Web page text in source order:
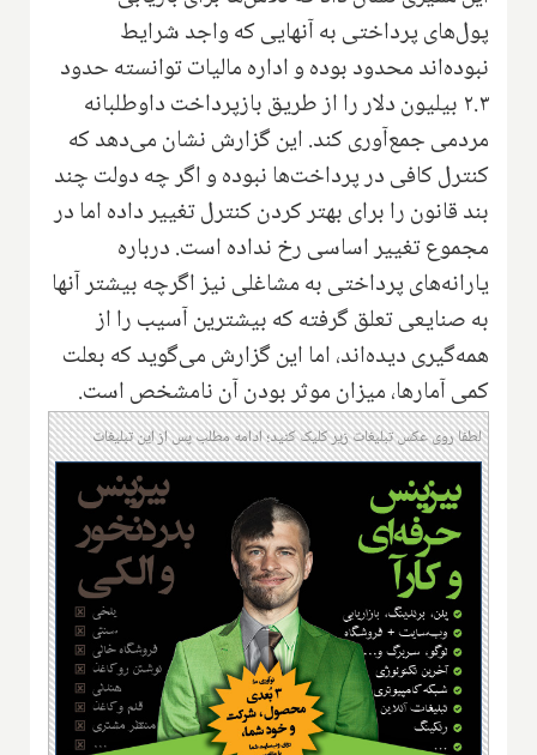
پول‌های پرداختی به آنهایی که واجد شرایط
نبوده‌اند محدود بوده و اداره مالیات توانسته حدود
۲.۳ بیلیون دلار را از طریق بازپرداخت داوطلبانه
مردمی جمع‌آوری کند. این گزارش نشان می‌دهد که
کنترل کافی در پرداخت‌ها نبوده و اگر چه دولت چند
بند قانون را برای بهتر کردن کنترل تغییر داده اما در
مجموع تغییر اساسی رخ نداده است. درباره
یارانه‌های پرداختی به مشاغلی نیز اگرچه بیشتر آنها
به صنایعی تعلق گرفته که بیشترین آسیب را از
همه‌گیری دیده‌اند، اما این گزارش می‌گوید که بعلت
کمی آمارها، میزان موثر بودن آن نامشخص است.
لطفا روی عکس تبلیغات زیر کلیک کنید؛ ادامه مطلب پس از این تبلیغات